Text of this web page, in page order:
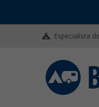
Especialista